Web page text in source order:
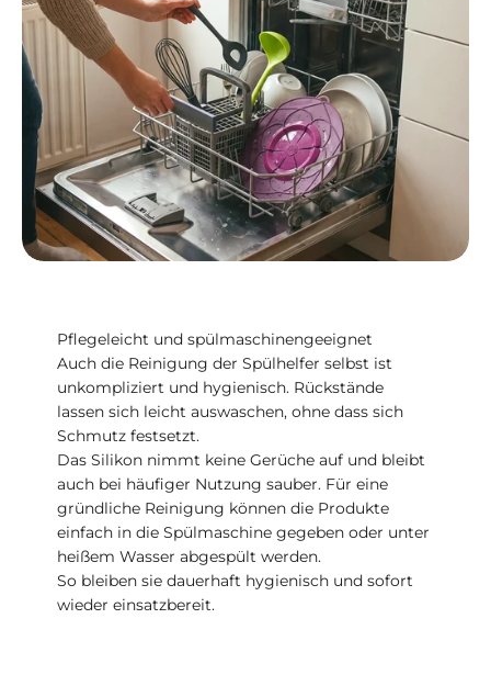
Pflegeleicht und spülmaschinengeeignet
Auch die Reinigung der Spülhelfer selbst ist
unkompliziert und hygienisch. Rückstände
lassen sich leicht auswaschen, ohne dass sich
Schmutz festsetzt.
Das Silikon nimmt keine Gerüche auf und bleibt
auch bei häufiger Nutzung sauber. Für eine
gründliche Reinigung können die Produkte
einfach in die Spülmaschine gegeben oder unter
heißem Wasser abgespült werden.
So bleiben sie dauerhaft hygienisch und sofort
wieder einsatzbereit.